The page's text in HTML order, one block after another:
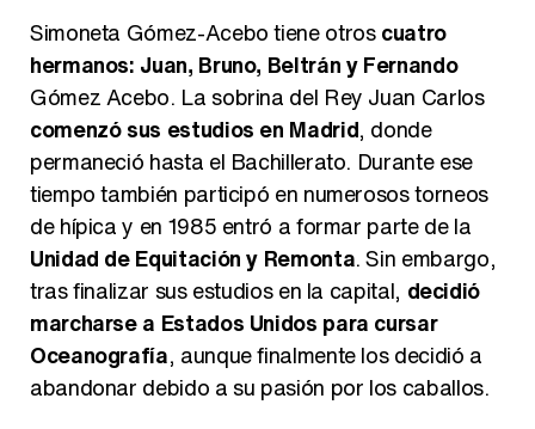
Manu Baqueiro: "Tuve como referente a Bruce Willis en 'Luz de Luna' para mi trabajo en la serie 'Perdiendo el juicio'"
Simoneta Gómez-Acebo tiene otroscuatro
hermanos: Juan, Bruno, Beltrán y Fernando
Gómez Acebo. La sobrina del Rey Juan Carlos
comenzó sus estudios en Madrid, donde
permaneció hasta el Bachillerato. Durante ese
tiempo también participó en numerosos torneos
de hípica y en 1985 entró a formar parte de la
Unidad de Equitación y Remonta. Sin embargo,
tras finalizar sus estudios en la capital, decidió
marcharse a Estados Unidos para cursar
Oceanografía, aunque finalmente los decidió a
abandonar debido a su pasión por los caballos.